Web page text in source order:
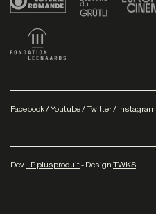
Facebook/Youtube/Twitter/ Instagram
Dev+P plusproduit- Design TWKS